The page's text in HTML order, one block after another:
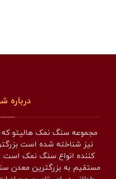
درباره
مجموعه سنگ نمک هالیتو
نیز شناخته شده است
کننده انواع سنگ نمک
مستقیم به بزرگترین معدن